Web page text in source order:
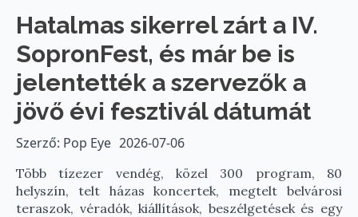
Hatalmas sikerrel zárt a IV.
SopronFest, és már be is
jelentették a szervezők a
jövő évi fesztivál dátumát
Szerző: Pop Eye 2026-07-06
Több tízezer vendég, közel 300 program, 80
helyszín, telt házas koncertek, megtelt belvárosi
teraszok, véradók, kiállítások, beszélgetések és egy